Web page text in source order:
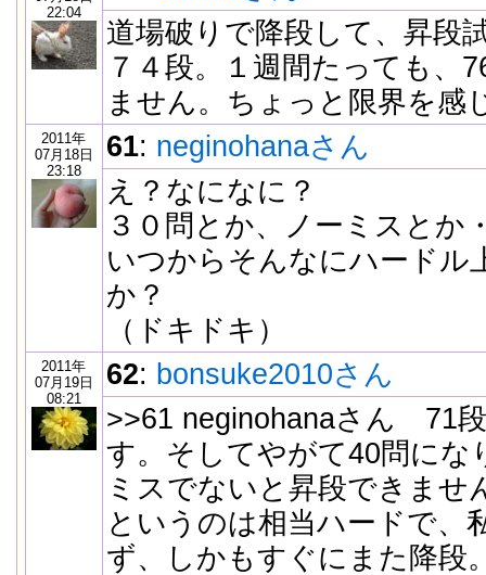
22:04
道場破りで降段して、昇段
７４段。１週間たっても、
ません。ちょっと限界を感
2011年
07月18日
23:18
61: neginohanaさん
え？なになに？
３０問とか、ノーミスとか
いつからそんなにハードル
か？
（ドキドキ）
2011年
07月19日
08:21
62: bonsuke2010さん
>>61 neginohanaさん 71
す。そしてやがて40問にな
ミスでないと昇段できませ
というのは相当ハードで、
ず、しかもすぐにまた降段